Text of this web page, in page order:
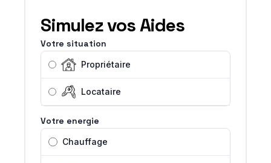
Simulez vos Aides
Votre situation
Propriétaire
Locataire
Votre energie
Chauffage